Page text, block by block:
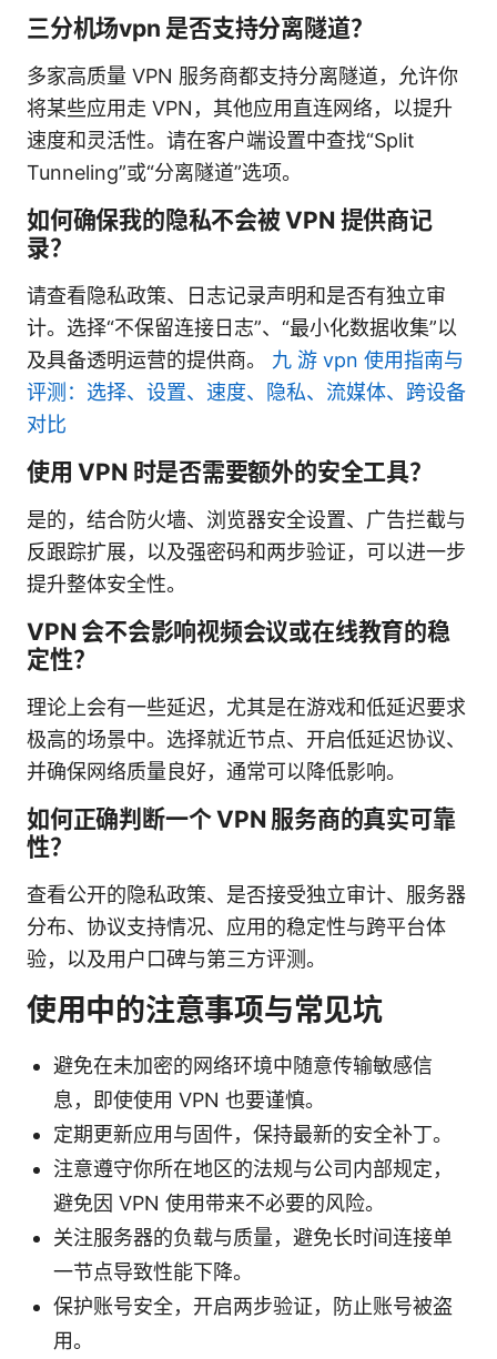
三分机场vpn 是否支持分离隧道？
多家高质量 VPN 服务商都支持分离隧道，允许你
将某些应用走 VPN，其他应用直连网络，以提升
速度和灵活性。请在客户端设置中查找“Split
Tunneling”或“分离隧道”选项。
如何确保我的隐私不会被 VPN 提供商记
录？
请查看隐私政策、日志记录声明和是否有独立审
计。选择“不保留连接日志”、“最小化数据收集”以
及具备透明运营的提供商。 九 游 vpn 使用指南与
评测：选择、设置、速度、隐私、流媒体、跨设备
对比
使用 VPN 时是否需要额外的安全工具？
是的，结合防火墙、浏览器安全设置、广告拦截与
反跟踪扩展，以及强密码和两步验证，可以进一步
提升整体安全性。
VPN 会不会影响视频会议或在线教育的稳
定性？
理论上会有一些延迟，尤其是在游戏和低延迟要求
极高的场景中。选择就近节点、开启低延迟协议、
并确保网络质量良好，通常可以降低影响。
如何正确判断一个 VPN 服务商的真实可靠
性？
查看公开的隐私政策、是否接受独立审计、服务器
分布、协议支持情况、应用的稳定性与跨平台体
验，以及用户口碑与第三方评测。
使用中的注意事项与常见坑
避免在未加密的网络环境中随意传输敏感信
息，即使使用 VPN 也要谨慎。
定期更新应用与固件，保持最新的安全补丁。
注意遵守你所在地区的法规与公司内部规定，
避免因 VPN 使用带来不必要的风险。
关注服务器的负载与质量，避免长时间连接单
一节点导致性能下降。
保护账号安全，开启两步验证，防止账号被盗
用。